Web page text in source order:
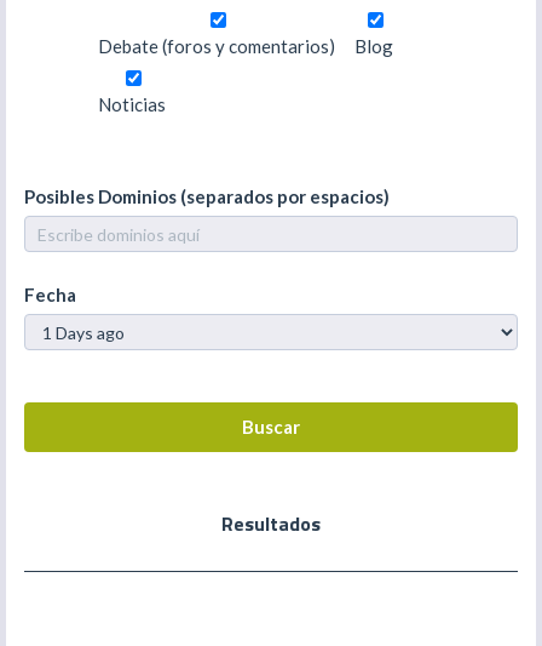
Debate (foros y comentarios) Blog
Noticias
Posibles Dominios (separados por espacios)
Fecha
Buscar
Resultados